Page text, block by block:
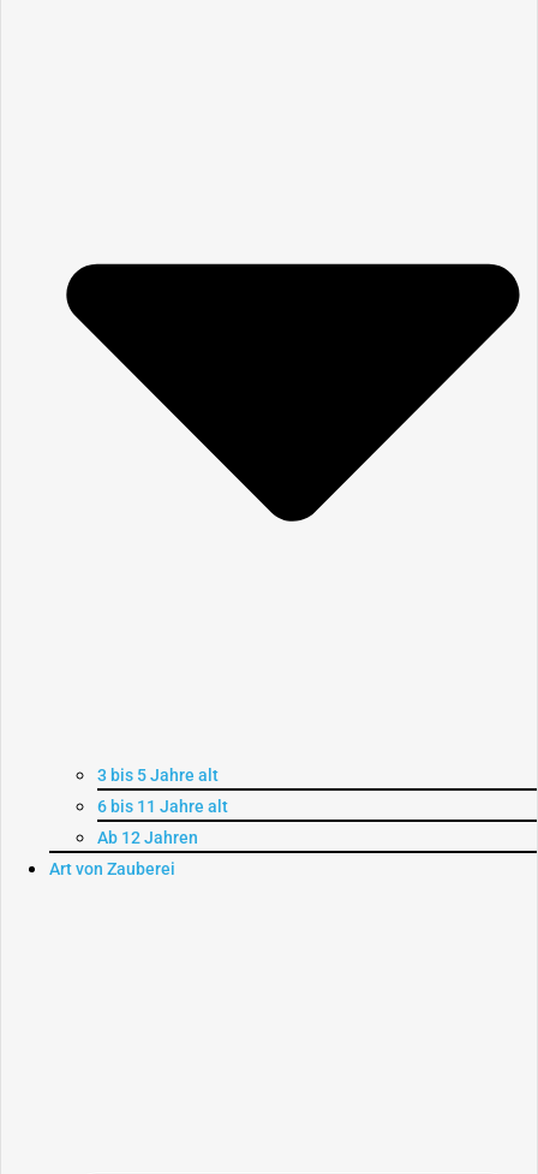
3 bis 5 Jahre alt
6 bis 11 Jahre alt
Ab 12 Jahren
Art von Zauberei